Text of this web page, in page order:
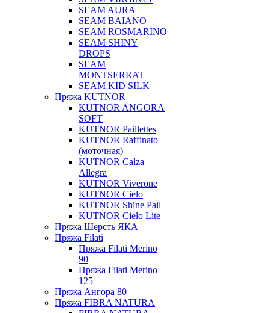
SEAM AURA
SEAM BAIANO
SEAM ROSMARINO
SEAM SHINY
DROPS
SEAM
MONTSERRAT
SEAM KID SILK
Пряжа KUTNOR
KUTNOR ANGORA
SOFT
KUTNOR Paillettes
KUTNOR Raffinato
(моточная)
KUTNOR Calza
Allegra
KUTNOR Viverone
KUTNOR Cielo
KUTNOR Shine Pail
KUTNOR Cielo Lite
Пряжа Шерсть ЯКА
Пряжа Filati
Пряжа Filati Merino
90
Пряжа Filati Merino
125
Пряжа Ангора 80
Пряжа FIBRA NATURA